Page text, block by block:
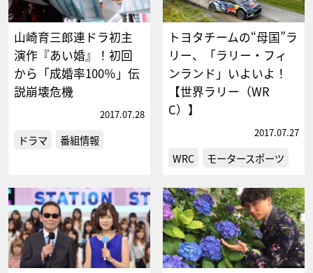
山崎育三郎連ドラ初主
演作『あい婚』！初回
から「成婚率100％」伝
説崩壊危機
2017.07.28
ドラマ 番組情報
トヨタチームの“母国”ラ
リー、「ラリー・フィ
ンランド」いよいよ！
【世界ラリー（WR
C）】
2017.07.27
WRC モータースポーツ